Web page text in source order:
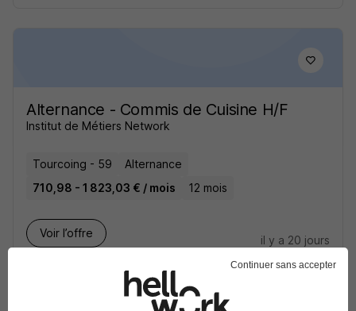
Alternance - Commis de Cuisine H/F
Institut de Métiers Network
Tourcoing - 59
Alternance
710,98 - 1 823,03 € / mois
12 mois
Voir l’offre
il y a 20 jours
Continuer sans accepter